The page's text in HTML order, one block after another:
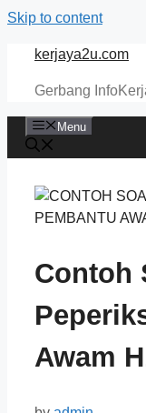
Skip to content
kerjaya2u.com
Gerbang
Menu
Contoh
Awam